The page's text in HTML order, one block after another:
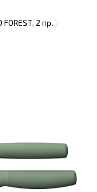
2 пр.